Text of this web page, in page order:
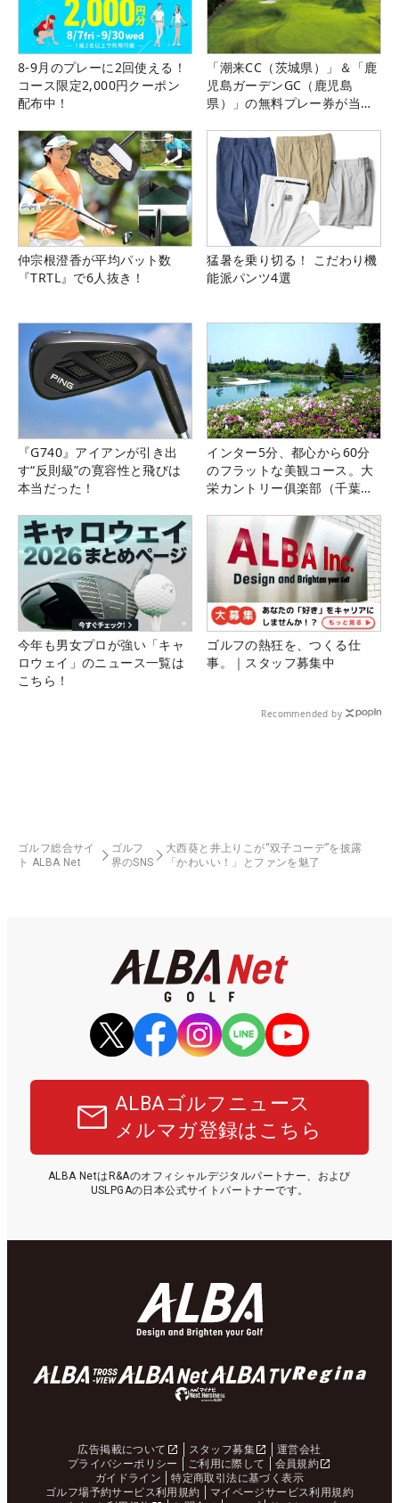
8-9月のプレーに2回使える！
コース限定2,000円クーポン
配布中！
「潮来CC（茨城県）」＆「鹿
児島ガーデンGC（鹿児島
県）」の無料プレー券が当た
仲宗根澄香が平均パット数
『TRTL』で6人抜き！
猛暑を乗り切る！ こだわり機
能派パンツ4選
『G740』アイアンが引き出
す“反則級”の寛容性と飛びは
本当だった！
インター5分、都心から60分
のフラットな美観コース。大
栄カントリー俱楽部（千葉
今年も男女プロが強い「キャ
ロウェイ」のニュース一覧は
こちら！
ゴルフの熱狂を、つくる仕
事。｜スタッフ募集中
Recommended by
ゴルフ総合サイ
ト ALBA Net
ゴルフ
界のSNS
大西葵と井上りこが“双子コーデ”を披露
「かわいい！」とファンを魅了
ALBAゴルフニュース
メルマガ登録はこちら
ALBA NetはR&Aのオフィシャルデジタルパートナー、および
USLPGAの日本公式サイトパートナーです。
広告掲載について スタッフ募集
運営会社
プライバシーポリシー
ご利用に際して
会員規約
ガイドライン
特定商取引法に基づく表示
ゴルフ場予約サービス利用規約
マイページサービス利用規約